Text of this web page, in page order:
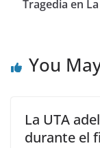
Tragedia en
You
La UTA
durante el